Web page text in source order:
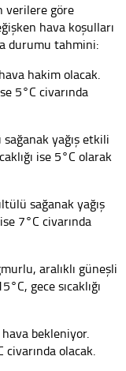
verilere göre
hava koşulları
durumu tahmini:
hakim olacak.
5°C civarında
yağış etkili
ise 5°C olarak
sağanak yağış
7°C civarında
aralıklı güneşli
gece sıcaklığı
bekleniyor.
civarında olacak.